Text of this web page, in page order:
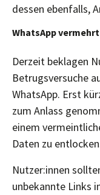
dessen ebenfalls,
WhatsApp
Derzeit beklagen
Betrugsversuche
WhatsApp. Erst
zum Anlass
einem
Daten zu
Nutzer:innen
unbekannte Links